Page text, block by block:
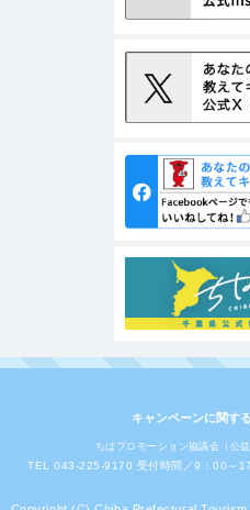
キャンペーンに関す
ちばプロモーション協議会（公
TEL 043-225-9170 受付時間／9：00～